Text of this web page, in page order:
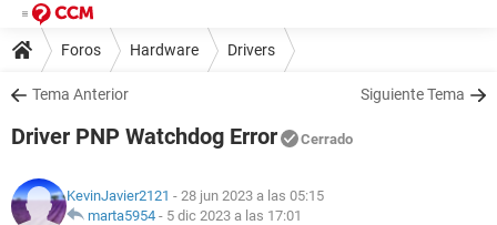
Foros Hardware Drivers
Tema Anterior Siguiente Tema
Driver PNP Watchdog Error Cerrado
KevinJavier2121 - 28 jun 2023 a las 05:15
marta5954 - 5 dic 2023 a las 17:01